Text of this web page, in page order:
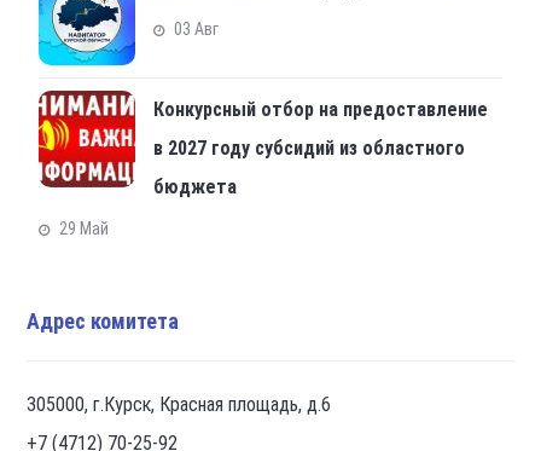
03 Авг
Конкурсный отбор на предоставление
в 2027 году субсидий из областного
бюджета
29 Май
Адрес комитета
305000, г.Курск, Красная площадь, д.6
+7 (4712) 70-25-92